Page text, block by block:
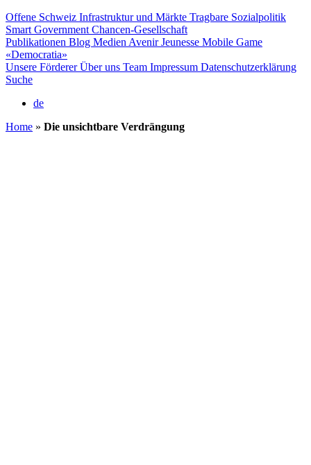
Offene Schweiz Infrastruktur und Märkte Tragbare Sozialpolitik
Smart Government Chancen-Gesellschaft
Publikationen Blog Medien Avenir Jeunesse Mobile Game
«Democratia»
Unsere FördererÜber uns Team Impressum Datenschutzerklärung
Suche
de
Home » Die unsichtbare Verdrängung